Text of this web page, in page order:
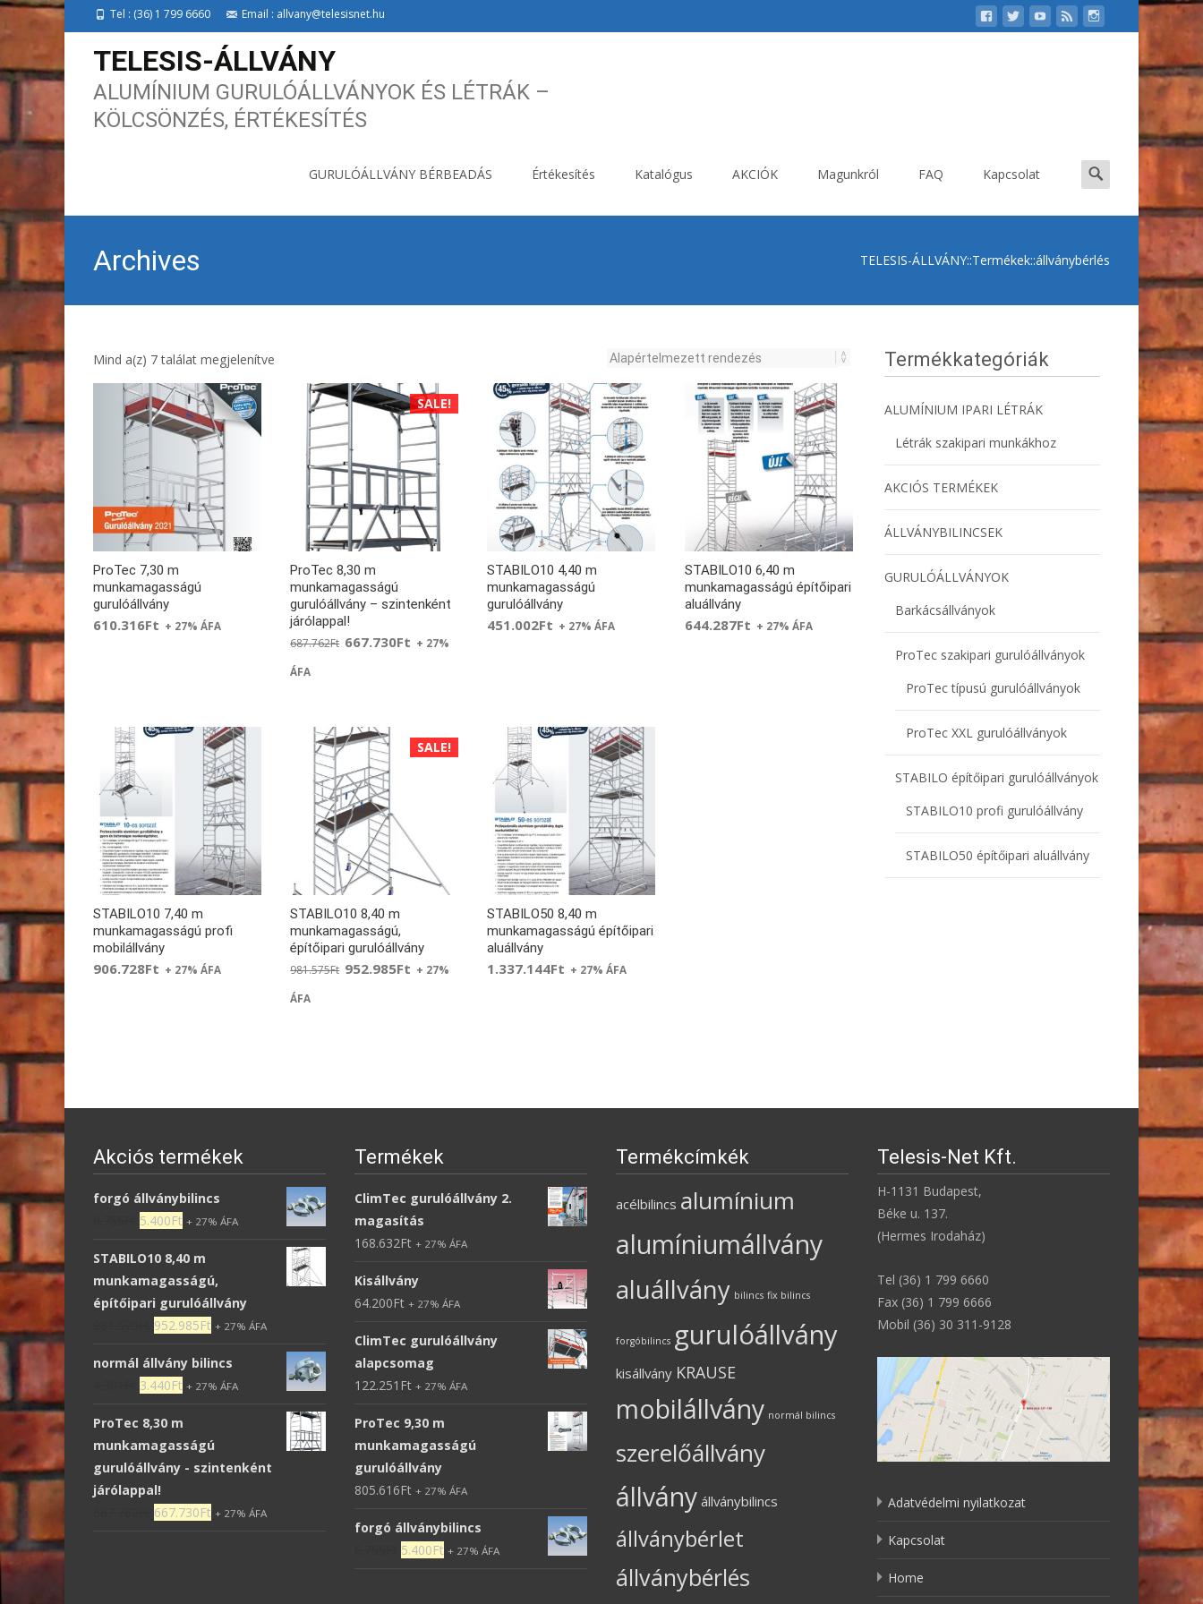
Tel : (36) 1 799 6660 Email : allvany@telesisnet.hu
TELESIS-ÁLLVÁNY
ALUMÍNIUM GURULÓÁLLVÁNYOK ÉS LÉTRÁK –
KÖLCSÖNZÉS, ÉRTÉKESÍTÉS
GURULÓÁLLVÁNY BÉRBEADÁS
Értékesítés Katalógus AKCIÓK Magunkról FAQ Kapcsolat
Search
for:
Archives TELESIS-ÁLLVÁNY::Termékek::állványbérlés
Mind a(z) 7 találat megjelenítve
ProTec 7,30 m
munkamagasságú
gurulóállvány
610.316Ft + 27% ÁFA
SALE!
ProTec 8,30 m
munkamagasságú
gurulóállvány – szintenként
járólappal!
687.762Ft 667.730Ft + 27%
ÁFA
STABILO10 4,40 m
munkamagasságú
gurulóállvány
451.002Ft + 27% ÁFA
STABILO10 6,40 m
munkamagasságú építőipari
aluállvány
644.287Ft + 27% ÁFA
STABILO10 7,40 m
munkamagasságú profi
mobilállvány
906.728Ft + 27% ÁFA
SALE!
STABILO10 8,40 m
munkamagasságú,
építőipari gurulóállvány
981.575Ft 952.985Ft + 27%
ÁFA
STABILO50 8,40 m
munkamagasságú építőipari
aluállvány
1.337.144Ft + 27% ÁFA
Termékkategóriák
ALUMÍNIUM IPARI LÉTRÁK
Létrák szakipari munkákhoz
AKCIÓS TERMÉKEK
ÁLLVÁNYBILINCSEK
GURULÓÁLLVÁNYOK
Barkácsállványok
ProTec szakipari gurulóállványok
ProTec típusú gurulóállványok
ProTec XXL gurulóállványok
STABILO építőipari gurulóállványok
STABILO10 profi gurulóállvány
STABILO50 építőipari aluállvány
Akciós termékek
forgó állványbilincs
5.400Ft + 27% ÁFA
STABILO10 8,40 m
munkamagasságú,
építőipari gurulóállvány
952.985Ft + 27% ÁFA
normál állvány bilincs
3.440Ft + 27% ÁFA
ProTec 8,30 m
munkamagasságú
gurulóállvány - szintenként
járólappal!
667.730Ft + 27% ÁFA
Termékek
ClimTec gurulóállvány 2.
magasítás
168.632Ft + 27% ÁFA
Kisállvány
64.200Ft + 27% ÁFA
ClimTec gurulóállvány
alapcsomag
122.251 Ft + 27% ÁFA
ProTec 9,30 m
munkamagasságú
gurulóállvány
805.616Ft + 27% ÁFA
forgó állványbilincs
5.400Ft + 27% ÁFA
Termékcímkék
acélbilincs alumínium
alumíniumállvány
aluállvány bilincs fix bilincs
forgóbilincs gurulóállvány
kisállvány KRAUSE
mobilállvány normál bilincs
szerelőállvány
állvány állványbilincs
állványbérlet
állványbérlés
Telesis-Net Kft.
H-1131 Budapest,
Béke u. 137.
(Hermes Irodaház)
Tel (36) 1 799 6660
Fax (36) 1 799 6666
Mobil (36) 30 311-9128
Adatvédelmi nyilatkozat
Kapcsolat
Home